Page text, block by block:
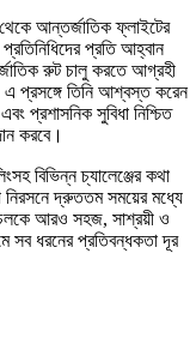
থেকে আন্তর্জাতিক ফ্লাইটের
প্রতি আহ্বান
রুট চালু করতে আগ্রহী
প্রসঙ্গে তিনি আশ্বস্ত করেন
প্রশাসনিক সুবিধা নিশ্চিত
করবে।
বিভিন্ন চ্যালেঞ্জের কথা
দ্রুততম সময়ের মধ্যে
আরও সহজ, সাশ্রয়ী ও
সব ধরনের প্রতিবন্ধকতা দূর